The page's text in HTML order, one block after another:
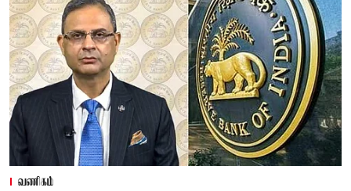
வணிகம்